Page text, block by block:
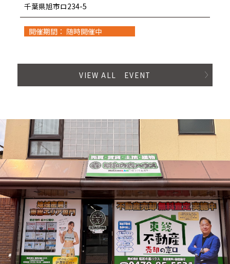
千葉県旭市ロ234-5
開催期間： 随時開催中
VIEW ALL EVENT